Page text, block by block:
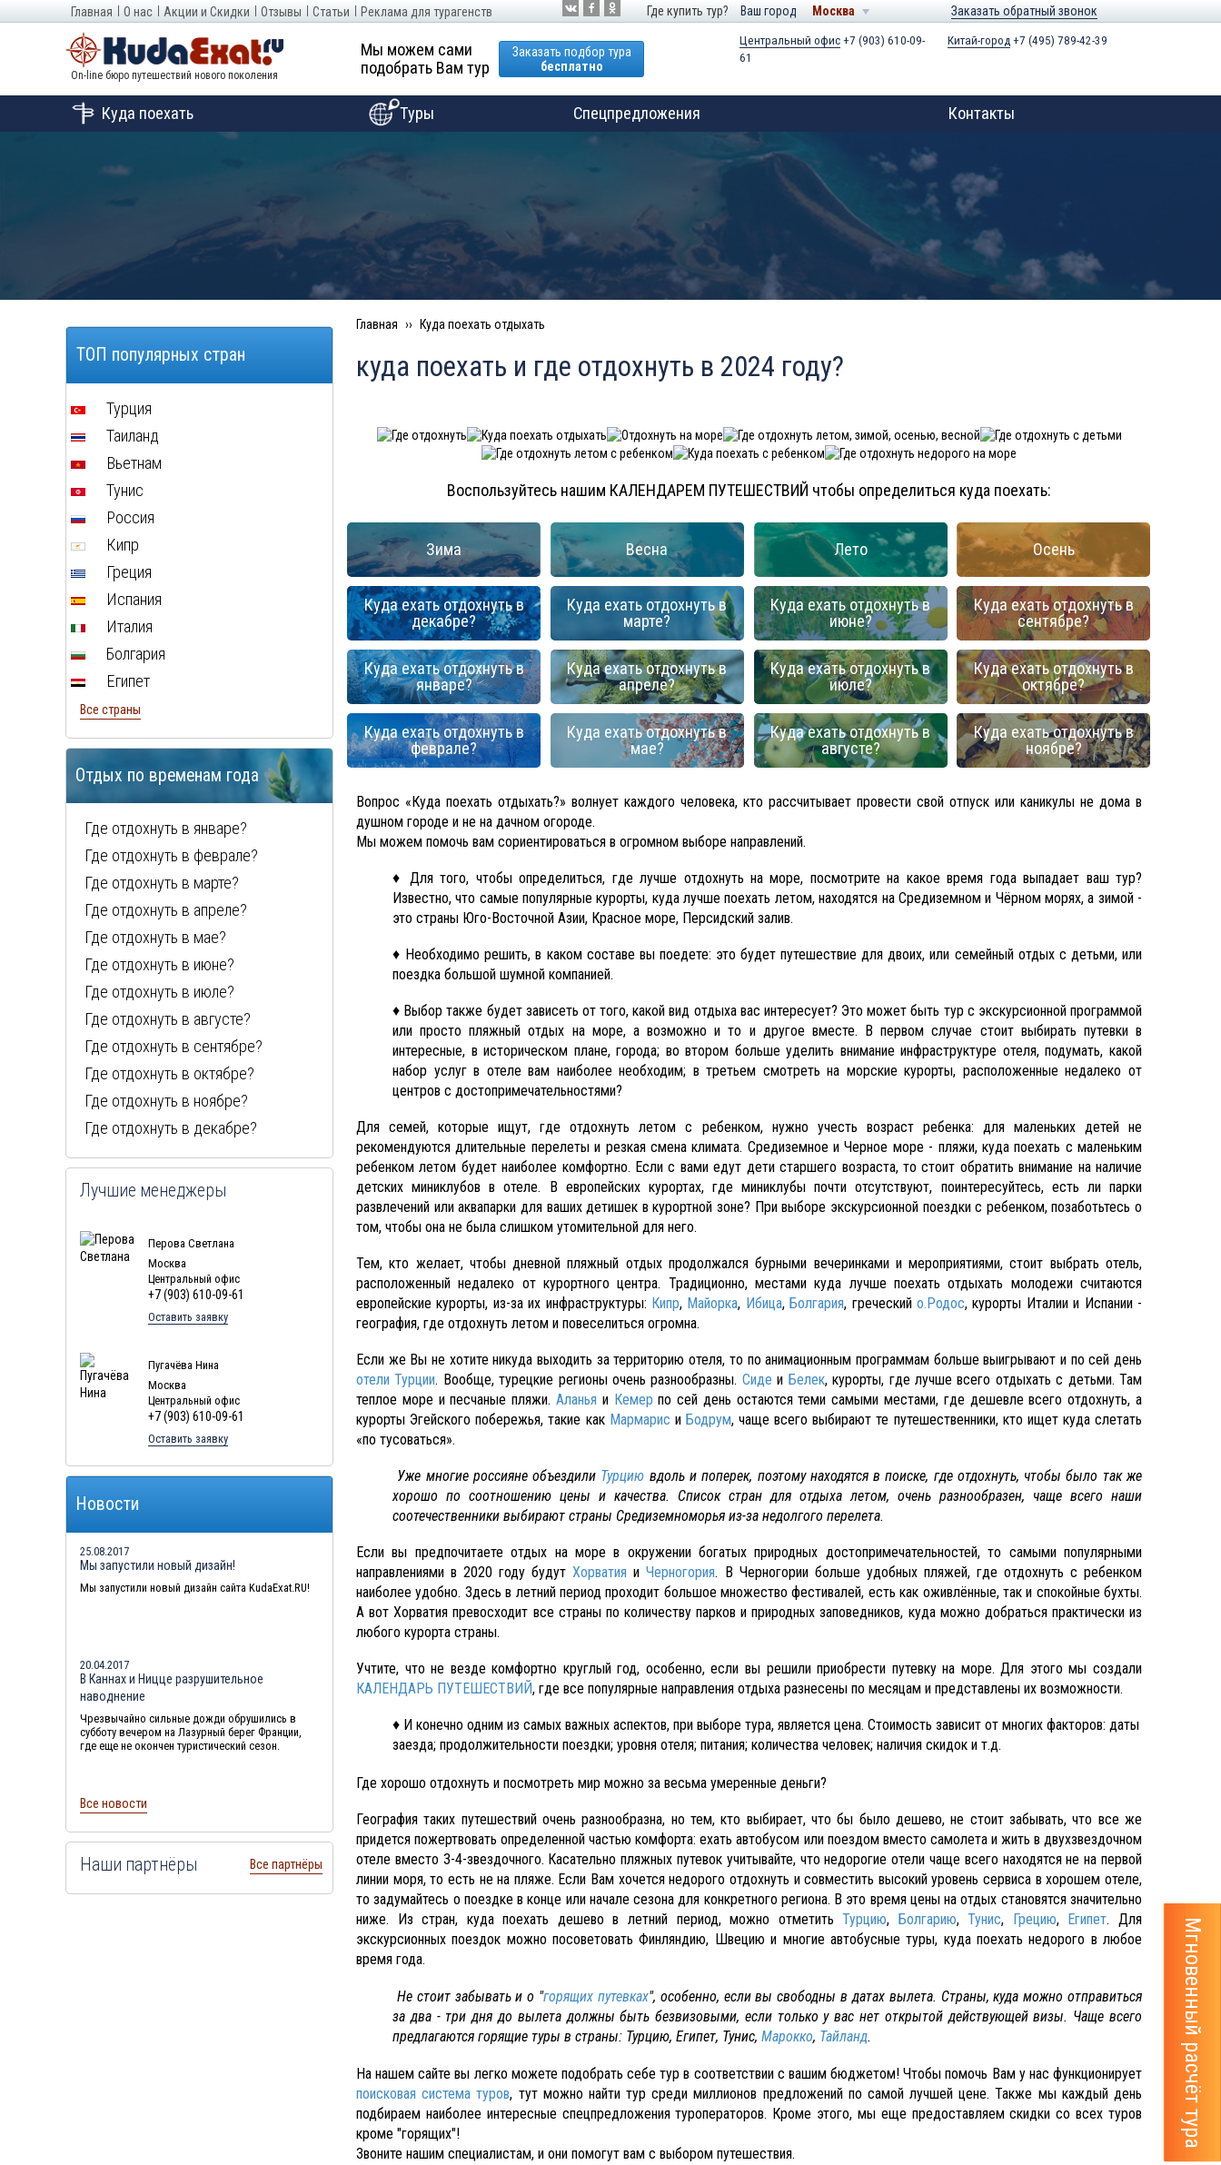
Мгновенный расчёт тура
Главная О нас Акции и Скидки Отзывы Статьи Реклама для турагенств Где купить тур? Ваш город Москва Заказать обратный звонок
On-line бюро путешествий нового поколения
Мы можем сами
подобрать Вам тур
Заказать подбор тура
бесплатно
Центральный офис+7 (903) 610-09-
61
Китай-город+7 (495) 789-42-39
Куда поехать Туры Спецпредложения Контакты
Главная Куда поехать отдыхать
куда поехать и где отдохнуть в 2024 году?
Воспользуйтесь нашим КАЛЕНДАРЕМ ПУТЕШЕСТВИЙ чтобы определиться куда поехать:
Зима
Куда ехать отдохнуть в
декабре?
Куда ехать отдохнуть в
январе?
Куда ехать отдохнуть в
феврале?
Весна
Куда ехать отдохнуть в
марте?
Куда ехать отдохнуть в
апреле?
Куда ехать отдохнуть в
мае?
Лето
Куда ехать отдохнуть в
июне?
Куда ехать отдохнуть в
июле?
Куда ехать отдохнуть в
августе?
Осень
Куда ехать отдохнуть в
сентябре?
Куда ехать отдохнуть в
октябре?
Куда ехать отдохнуть в
ноябре?
Вопрос «Куда поехать отдыхать?» волнует каждого человека, кто рассчитывает провести свой отпуск или каникулы не дома в
душном городе и не на дачном огороде.
Мы можем помочь вам сориентироваться в огромном выборе направлений.
♦ Для того, чтобы определиться, где лучше отдохнуть на море, посмотрите на какое время года выпадает ваш тур?
Известно, что самые популярные курорты, куда лучше поехать летом, находятся на Средиземном и Чёрном морях, а зимой -
это страны Юго-Восточной Азии, Красное море, Персидский залив.
♦ Необходимо решить, в каком составе вы поедете: это будет путешествие для двоих, или семейный отдых с детьми, или
поездка большой шумной компанией.
♦ Выбор также будет зависеть от того, какой вид отдыха вас интересует? Это может быть тур с экскурсионной программой
или просто пляжный отдых на море, а возможно и то и другое вместе. В первом случае стоит выбирать путевки в
интересные, в историческом плане, города; во втором больше уделить внимание инфраструктуре отеля, подумать, какой
набор услуг в отеле вам наиболее необходим; в третьем смотреть на морские курорты, расположенные недалеко от
центров с достопримечательностями?
Для семей, которые ищут, где отдохнуть летом с ребенком, нужно учесть возраст ребенка: для маленьких детей не
рекомендуются длительные перелеты и резкая смена климата. Средиземное и Черное море - пляжи, куда поехать с маленьким
ребенком летом будет наиболее комфортно. Если с вами едут дети старшего возраста, то стоит обратить внимание на наличие
детских миниклубов в отеле. В европейских курортах, где миниклубы почти отсутствуют, поинтересуйтесь, есть ли парки
развлечений или аквапарки для ваших детишек в курортной зоне? При выборе экскурсионной поездки с ребенком, позаботьтесь о
том, чтобы она не была слишком утомительной для него.
Тем, кто желает, чтобы дневной пляжный отдых продолжался бурными вечеринками и мероприятиями, стоит выбрать отель,
расположенный недалеко от курортного центра. Традиционно, местами куда лучше поехать отдыхать молодежи считаются
европейские курорты, из-за их инфраструктуры: Кипр, Майорка, Ибица,Болгария, греческийо.Родос, курорты Италии и Испании -
география, где отдохнуть летом и повеселиться огромна.
Если же Вы не хотите никуда выходить за территорию отеля, то по анимационным программам больше выигрывают и по сей день
отели Турции. Вообще, турецкие регионы очень разнообразны. Сиде и Белек, курорты, где лучше всего отдыхать с детьми. Там
теплое море и песчаные пляжи. Аланья и Кемер по сей день остаются теми самыми местами, где дешевле всего отдохнуть, а
курорты Эгейского побережья, такие как Мармарис и Бодрум, чаще всего выбирают те путешественники, кто ищет куда слетать
«по тусоваться».
Уже многие россияне объездили Турцию вдоль и поперек, поэтому находятся в поиске, где отдохнуть, чтобы было так же
хорошо по соотношению цены и качества. Список стран для отдыха летом, очень разнообразен, чаще всего наши
соотечественники выбирают страны Средиземноморья из-за недолгого перелета.
Если вы предпочитаете отдых на море в окружении богатых природных достопримечательностей, то самыми популярными
направлениями в 2020 году будутХорватия иЧерногория. В Черногории больше удобных пляжей, где отдохнуть с ребенком
наиболее удобно. Здесь в летний период проходит большое множество фестивалей, есть как оживлённые, так и спокойные бухты.
А вот Хорватия превосходит все страны по количеству парков и природных заповедников, куда можно добраться практически из
любого курорта страны.
Учтите, что не везде комфортно круглый год, особенно, если вы решили приобрести путевку на море. Для этого мы создали
КАЛЕНДАРЬ ПУТЕШЕСТВИЙ, где все популярные направления отдыха разнесены по месяцам и представлены их возможности.
♦ И конечно одним из самых важных аспектов, при выборе тура, является цена. Стоимость зависит от многих факторов: даты
заезда; продолжительности поездки; уровня отеля; питания; количества человек; наличия скидок и т.д.
Где хорошо отдохнуть и посмотреть мир можно за весьма умеренные деньги?
География таких путешествий очень разнообразна, но тем, кто выбирает, что бы было дешево, не стоит забывать, что все же
придется пожертвовать определенной частью комфорта: ехать автобусом или поездом вместо самолета и жить в двухзвездочном
отеле вместо 3-4-звездочного. Касательно пляжных путевок учитывайте, что недорогие отели чаще всего находятся не на первой
линии моря, то есть не на пляже. Если Вам хочется недорого отдохнуть и совместить высокий уровень сервиса в хорошем отеле,
то задумайтесь о поездке в конце или начале сезона для конкретного региона. В это время цены на отдых становятся значительно
ниже. Из стран, куда поехать дешево в летний период, можно отметитьТурцию, Болгарию,Тунис, Грецию, Египет. Для
экскурсионных поездок можно посоветовать Финляндию, Швецию и многие автобусные туры, куда поехать недорого в любое
время года.
Не стоит забывать и о "горящих путевках", особенно, если вы свободны в датах вылета. Страны, куда можно отправиться
за два - три дня до вылета должны быть безвизовыми, если только у вас нет открытой действующей визы. Чаще всего
предлагаются горящие туры в страны: Турцию, Египет, Тунис, Марокко, Тайланд.
На нашем сайте вы легко можете подобрать себе тур в соответствии с вашим бюджетом! Чтобы помочь Вам у нас функционирует
поисковая система туров, тут можно найти тур среди миллионов предложений по самой лучшей цене. Также мы каждый день
подбираем наиболее интересные спецпредложения туроператоров. Кроме этого, мы еще предоставляем скидки со всех туров
кроме "горящих"!
Звоните нашим специалистам, и они помогут вам с выбором путешествия.
ТОП популярных стран
Турция
Таиланд
Вьетнам
Тунис
Россия
Кипр
Греция
Испания
Италия
Болгария
Египет
Все страны
Отдых по временам года
Где отдохнуть в январе?
Где отдохнуть в феврале?
Где отдохнуть в марте?
Где отдохнуть в апреле?
Где отдохнуть в мае?
Где отдохнуть в июне?
Где отдохнуть в июле?
Где отдохнуть в августе?
Где отдохнуть в сентябре?
Где отдохнуть в октябре?
Где отдохнуть в ноябре?
Где отдохнуть в декабре?
Лучшие менеджеры
Перова Светлана
Москва
Центральный офис
+7 (903) 610-09-61
Оставить заявку
Пугачёва Нина
Москва
Центральный офис
+7 (903) 610-09-61
Оставить заявку
Новости
25.08.2017
Мы запустили новый дизайн!
Мы запустили новый дизайн сайта KudaExat.RU!
20.04.2017
В Каннах и Ницце разрушительное
наводнение
Чрезвычайно сильные дожди обрушились в
субботу вечером на Лазурный берег Франции,
где еще не окончен туристический сезон.
Все новости
Наши партнёры Все партнёры